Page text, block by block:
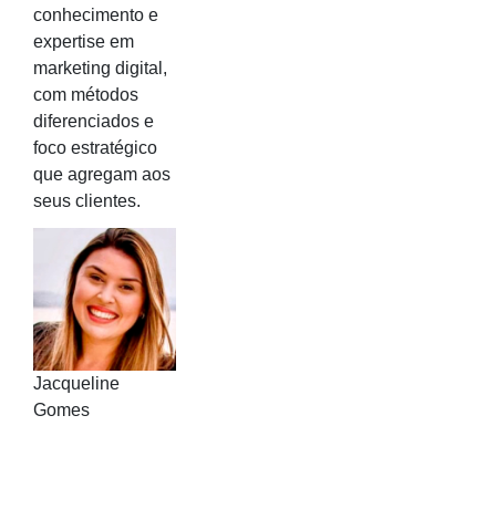
conhecimento e
expertise em
marketing digital,
com métodos
diferenciados e
foco estratégico
que agregam aos
seus clientes.
Jacqueline
Gomes